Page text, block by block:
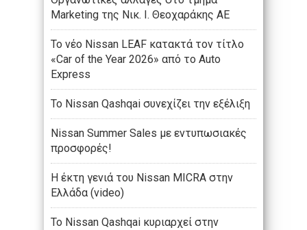
Marketing της Νικ. Ι. Θεοχαράκης ΑΕ
Το νέο Nissan LEAF κατακτά τον τίτλο
«Car of the Year 2026» από το Auto
Express
Το Nissan Qashqai συνεχίζει την εξέλιξη
Nissan Summer Sales με εντυπωσιακές
προσφορές!
Η έκτη γενιά του Nissan MICRA στην
Ελλάδα (video)
Το Nissan Qashqai κυριαρχεί στην